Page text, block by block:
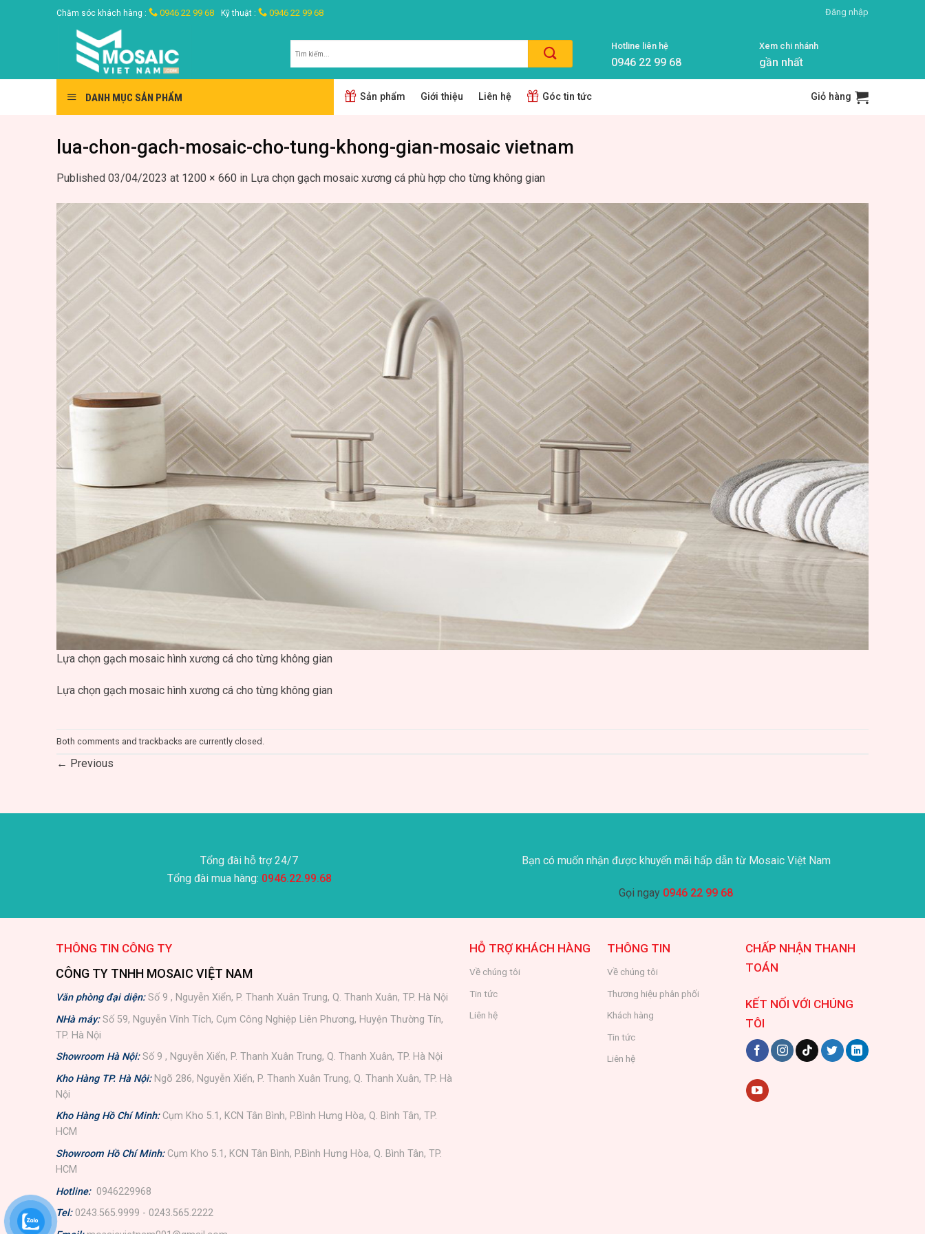
Chăm sóc khách hàng : 0946 22 99 68 Kỹ thuật : 0946 22 99 68 Đăng nhập
Hotline liên hệ
0946 22 99 68
Xem chi nhánh
gần nhất
DANH MỤC SẢN PHẨM Sản phẩm Giới thiệu Liên hệ Góc tin tức Giỏ hàng
lua-chon-gach-mosaic-cho-tung-khong-gian-mosaic vietnam
Published 03/04/2023 at 1200 × 660 in Lựa chọn gạch mosaic xương cá phù hợp cho từng không gian
Lựa chọn gạch mosaic hình xương cá cho từng không gian
Lựa chọn gạch mosaic hình xương cá cho từng không gian
Both comments and trackbacks are currently closed.
← Previous
Tổng đài hỗ trợ 24/7
Tổng đài mua hàng: 0946.22.99.68
Bạn có muốn nhận được khuyến mãi hấp dẫn từ Mosaic Việt Nam
Gọi ngay 0946 22 99 68
THÔNG TIN CÔNG TY
CÔNG TY TNHH MOSAIC VIỆT NAM
Văn phòng đại diện:Số 9 , Nguyễn Xiển, P. Thanh Xuân Trung, Q. Thanh Xuân, TP. Hà Nội
NHà máy: Số 59, Nguyễn Vĩnh Tích, Cụm Công Nghiệp Liên Phương, Huyện Thường Tín,
TP. Hà Nội
Showroom Hà Nội: Số 9 , Nguyễn Xiển, P. Thanh Xuân Trung, Q. Thanh Xuân, TP. Hà Nội
Kho Hàng TP. Hà Nội: Ngõ 286, Nguyễn Xiển, P. Thanh Xuân Trung, Q. Thanh Xuân, TP. Hà
Nội
Kho Hàng Hồ Chí Minh: Cụm Kho 5.1, KCN Tân Bình, P.Bình Hưng Hòa, Q. Bình Tân, TP.
HCM
Showroom Hồ Chí Minh: Cụm Kho 5.1, KCN Tân Bình, P.Bình Hưng Hòa, Q. Bình Tân, TP.
HCM
Hotline: 0946229968
Tel: 0243.565.9999 - 0243.565.2222
HỖ TRỢ KHÁCH HÀNG
Về chúng tôi
Tin tức
Liên hệ
THÔNG TIN
Về chúng tôi
Thương hiệu phân phối
Khách hàng
Tin tức
Liên hệ
CHẤP NHẬN THANH
TOÁN
KẾT NỐI VỚI CHÚNG
TÔI